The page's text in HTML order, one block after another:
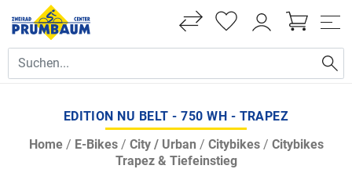
EDITION NU BELT - 750 WH - TRAPEZ
Home/ E-Bikes/ City / Urban / Citybikes/ Citybikes
Trapez & Tiefeinstieg